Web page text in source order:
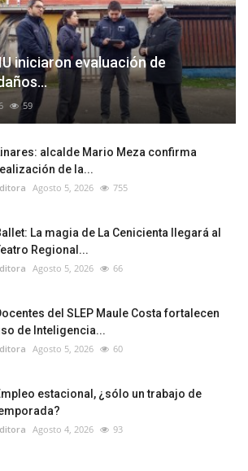
iniciaron evaluación de
59
alcalde Mario Meza confirma
de la...
Agosto 5, 2026 755
La magia de La Cenicienta llegará al
Regional...
Agosto 5, 2026 66
del SLEP Maule Costa fortalecen
de Inteligencia...
Agosto 5, 2026 60
estacional, ¿sólo un trabajo de
Agosto 4, 2026 93